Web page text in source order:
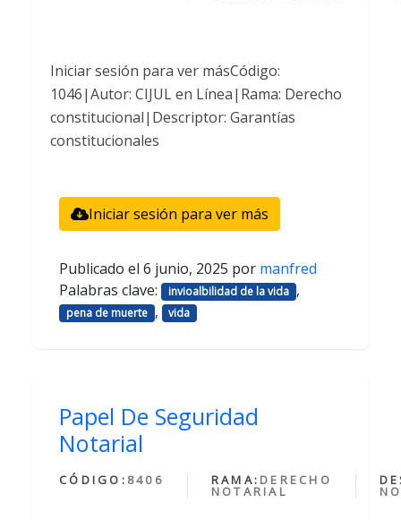
Iniciar sesión para ver másCódigo:
1046|Autor: CIJUL en Línea|Rama: Derecho
constitucional|Descriptor: Garantías
constitucionales
Iniciar sesión para ver más
Publicado el 6 junio, 2025 por manfred
Palabras clave:
invioalbilidad de la vida ,
pena de muerte , vida
Papel De Seguridad
Notarial
CÓDIGO: 8406 RAMA: DERECHO
NOTARIAL